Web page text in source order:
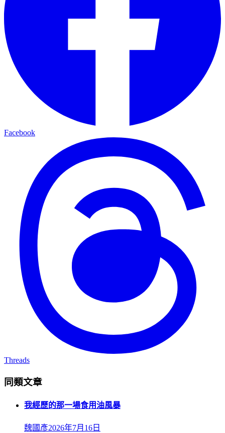
Facebook
Threads
同類文章
我經歷的那一場食用油風暴
魏國彥2026年7月16日